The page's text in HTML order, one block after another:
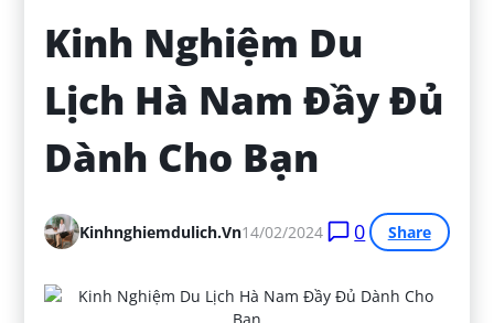
Kinh Nghiệm Du
Lịch Hà Nam Đầy Đủ
Dành Cho Bạn
Kinhnghiemdulich.vn14/02/2024 0 Share